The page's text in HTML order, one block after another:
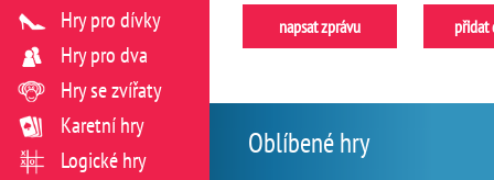
napsat zprávu přidat
Oblíbené hry
Hry pro dívky
Hry pro dva
Hry se zvířaty
Karetní hry
Logické hry